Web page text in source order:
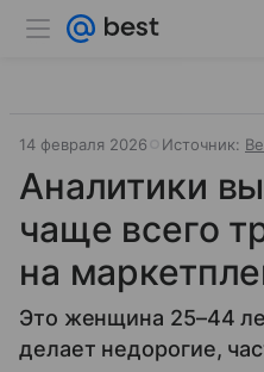
14 февраля 2026 Источник:
Аналитики
чаще всего
на
Это женщина 25–44
делает недорогие,